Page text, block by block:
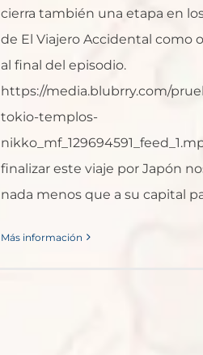
cierra también una etapa en
de El Viajero Accidental como
al final del episodio.
https://media.blubrry.com/
tokio-templos-
finalizar este viaje por Japón
nada menos que a su capital
Más información